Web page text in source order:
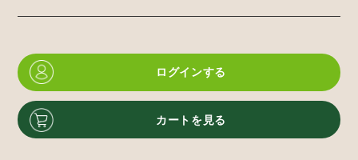
ログインする
カートを見る